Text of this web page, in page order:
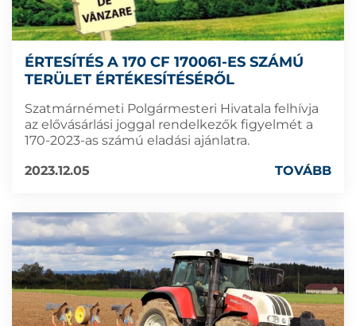
ÉRTESÍTÉS A 170 CF 170061-ES SZÁMÚ
TERÜLET ÉRTÉKESÍTÉSÉRŐL
Szatmárnémeti Polgármesteri Hivatala felhívja
az elővásárlási joggal rendelkezők figyelmét a
170-2023-as számú eladási ajánlatra.
2023.12.05
TOVÁBB